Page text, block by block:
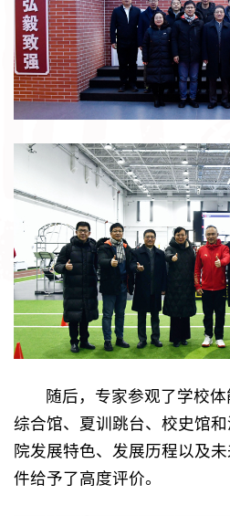
随后，专家参观了学校
综合馆、夏训跳台、校史馆
院发展特色、发展历程以及
件给予了高度评价。